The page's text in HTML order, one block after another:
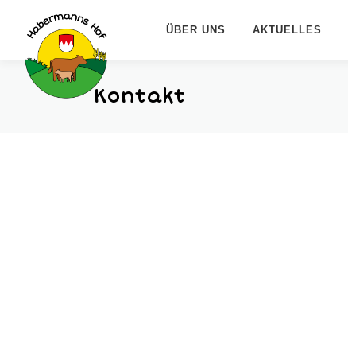
Inhalt
springen
ÜBER UNS AKTUELLES
Kontakt